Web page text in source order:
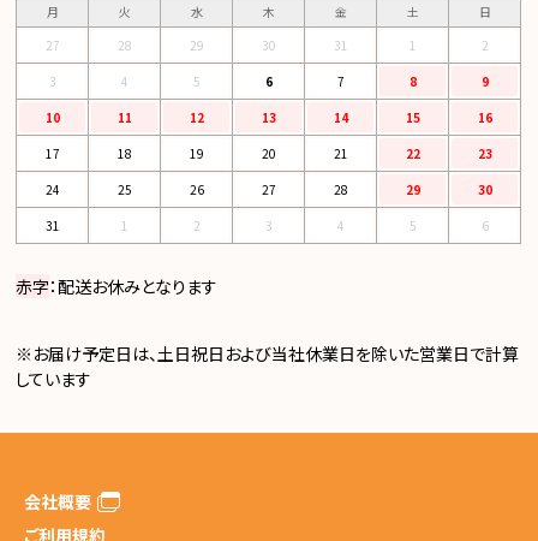
月 火 水 木 金 土
日
27
28 29 30 31 1
2
3
4 5 6 7 8
9
10
11 12 13 14 15
16
17
18 19 20 21 22
23
24
25 26 27 28 29
30
31
1 2 3 4 5 6
赤字：配送お休みとなります
※お届け予定日は、土日祝日および当社休業日を除いた営業日で計算
しています
会社概要
ご利用規約